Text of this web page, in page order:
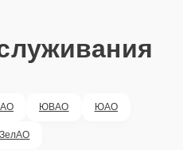
ЮВАО ЮАО
ЗелАО